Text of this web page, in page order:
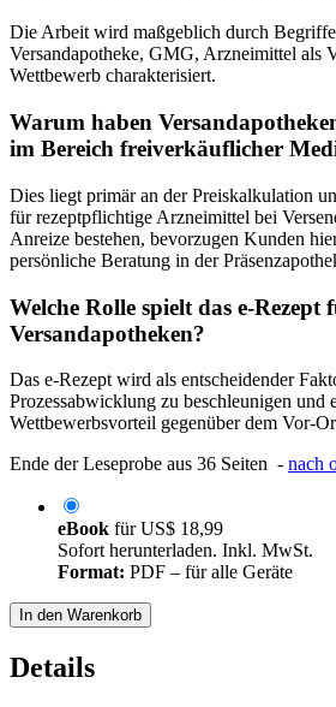
Die Arbeit wird maßgeblich durch
Versandapotheke, GMG, Arzneimittel als
Wettbewerb charakterisiert.
Warum haben
im Bereich freiverkäuflicher
Dies liegt primär an der Preiskalkulation
für rezeptpflichtige Arzneimittel bei
Anreize bestehen, bevorzugen Kunden
persönliche Beratung in der
Welche Rolle spielt das e-
Versandapotheken?
Das e-Rezept wird als entscheidender
Prozessabwicklung zu beschleunigen und
Wettbewerbsvorteil gegenüber dem Vor-
Ende der Leseprobe aus 36 Seiten - nach
eBook fürUS$ 18,99
Sofort herunterladen. Inkl. MwSt.
Format: PDF – für alle Geräte
In den Warenkorb
Details